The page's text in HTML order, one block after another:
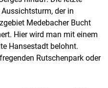
der in
Medebacher Bucht
Hier wird man mit einem
Hansestadt belohnt.
Rutschenpark oder